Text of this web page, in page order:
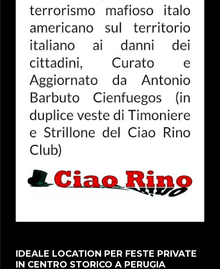
IDEALE LOCATION PER FESTE PRIVATE
IN CENTRO STORICO A PERUGIA